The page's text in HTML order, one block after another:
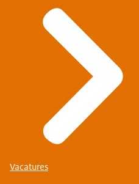
Vacatures